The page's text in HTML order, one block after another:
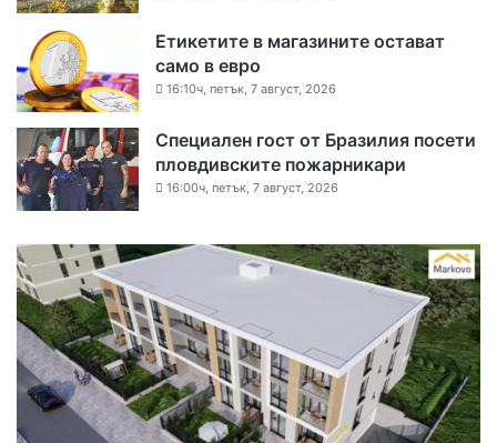
Етикетите в магазините остават
само в евро
16:10ч, петък, 7 август, 2026
Специален гост от Бразилия посети
пловдивските пожарникари
16:00ч, петък, 7 август, 2026